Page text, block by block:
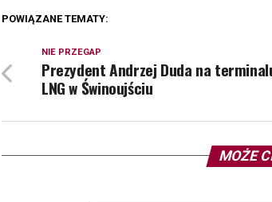
POWIĄZANE TEMATY:
NIE PRZEGAP
Prezydent Andrzej Duda na
LNG w Świnoujściu
MOŻE